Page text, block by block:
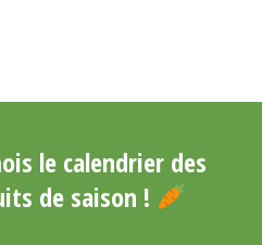
le calendrier des
de saison !